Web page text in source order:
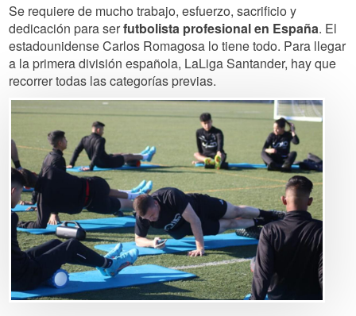
Se requiere de mucho trabajo, esfuerzo, sacrificio y
dedicación para serfutbolista profesional en España. El
estadounidense Carlos Romagosa lo tiene todo. Para llegar
a la primera división española, LaLiga Santander, hay que
recorrer todas las categorías previas.
Image